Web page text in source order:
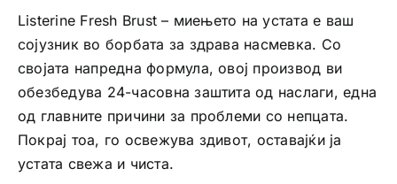
Listerine Fresh Brust – миењето на устата е ваш
сојузник во борбата за здрава насмевка. Со
својата напредна формула, овој производ ви
обезбедува 24-часовна заштита од наслаги, една
од главните причини за проблеми со непцата.
Покрај тоа, го освежува здивот, оставајќи ја
устата свежа и чиста.